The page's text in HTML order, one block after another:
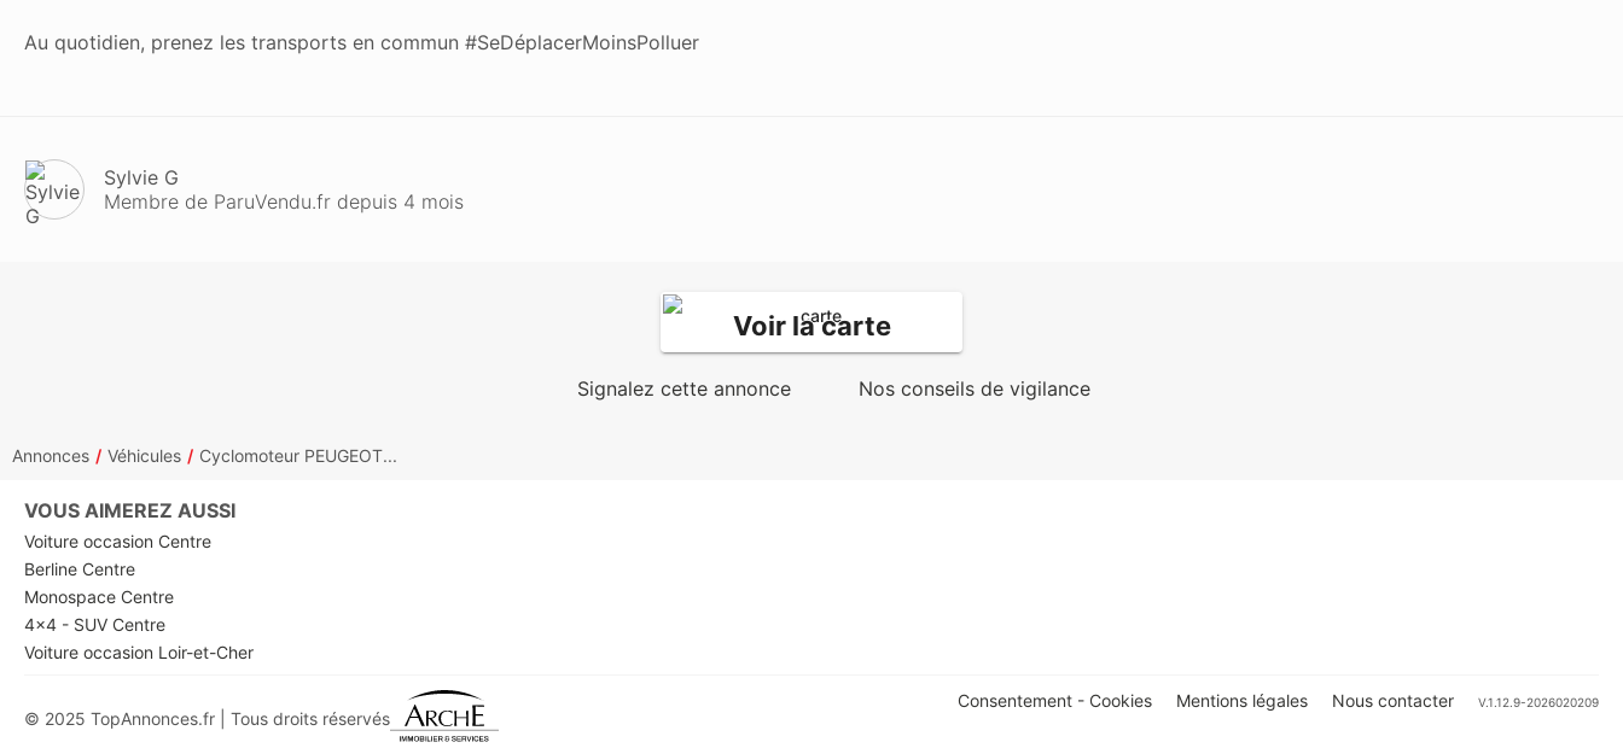
Au quotidien, prenez les transports en commun #SeDéplacerMoinsPolluer
Sylvie G
Membre de ParuVendu.fr depuis 4 mois
Voir la carte
Signalez cette annonce Nos conseils de vigilance
Annonces Véhicules Cyclomoteur PEUGEOT...
VOUS AIMEREZ AUSSI
Voiture occasion Centre
Berline Centre
Monospace Centre
4x4 - SUV Centre
Voiture occasion Loir-et-Cher
© 2025 TopAnnonces.fr | Tous droits réservés
Consentement - Cookies Mentions légales Nous contacter V.1.12.9-2026020209